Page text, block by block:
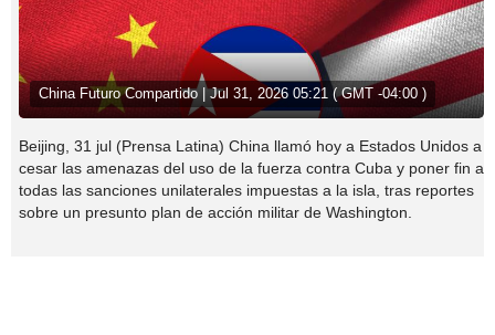
China Futuro Compartido | Jul 31, 2026 05:21 ( GMT -04:00 )
Beijing, 31 jul (Prensa Latina) China llamó hoy a Estados Unidos a
cesar las amenazas del uso de la fuerza contra Cuba y poner fin a
todas las sanciones unilaterales impuestas a la isla, tras reportes
sobre un presunto plan de acción militar de Washington.